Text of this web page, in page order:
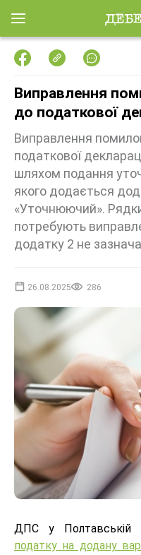
Виправлення
до податкової
Виправлення
податкової
шляхом подання
якого додається
«Уточнюючий».
потребують
додатку 2 не
26.08.2025 286
ДПС у Полтавській
податку на додану